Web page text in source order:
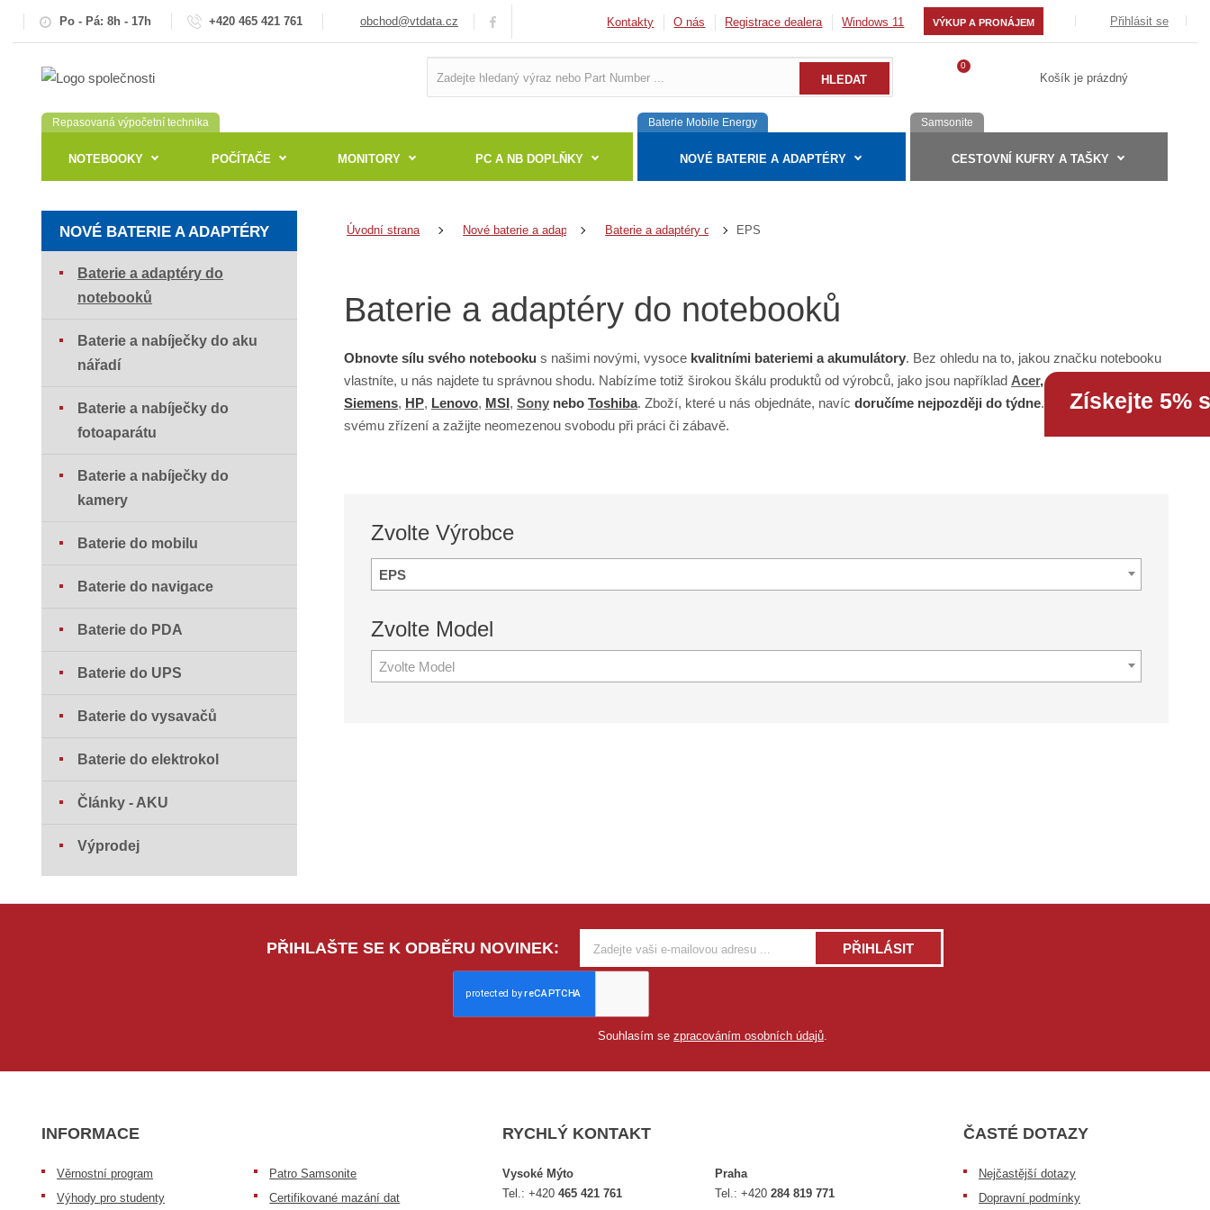
Po - Pá: 8h - 17h +420 465 421 761 obchod@vtdata.cz Kontakty O nás Registrace dealera Windows 11 VÝKUP A PRONÁJEM Přihlásit se
0
Košík je prázdný
Repasovaná výpočetní technika
NOTEBOOKY POČÍTAČE MONITORY PC A NB DOPLŇKY
Baterie Mobile Energy
NOVÉ BATERIE A ADAPTÉRY
Samsonite
CESTOVNÍ KUFRY A TAŠKY
Úvodní strana Nové baterie a adaptéry Baterie a adaptéry do notebooků
EPS
Baterie a adaptéry do notebooků
Obnovte sílu svého notebooku s našimi novými, vysoce kvalitními bateriemi a akumulátory. Bez ohledu na to, jakou značku notebooku
vlastníte, u nás najdete tu správnou shodu. Nabízíme totiž širokou škálu produktů od výrobců, jako jsou například Acer, Asus
Siemens, HP, Lenovo, MSI, Sony nebo Toshiba. Zboží, které u nás objednáte, navíc doručíme nejpozději do týdne. Prodlužte životnost
svému zřízení a zažijte neomezenou svobodu při práci či zábavě.
Zvolte Výrobce
EPS
Zvolte Model
Zvolte Model
NOVÉ BATERIE A ADAPTÉRY
Baterie a adaptéry do
notebooků
Baterie a nabíječky do aku
nářadí
Baterie a nabíječky do
fotoaparátu
Baterie a nabíječky do
kamery
Baterie do mobilu
Baterie do navigace
Baterie do PDA
Baterie do UPS
Baterie do vysavačů
Baterie do elektrokol
Články - AKU
Výprodej
PŘIHLAŠTE SE K ODBĚRU NOVINEK: PŘIHLÁSIT
Souhlasím se zpracováním osobních údajů.
INFORMACE
Věrnostní program
Výhody pro studenty
Patro Samsonite
Certifikované mazání dat
Získejte 5%
RYCHLÝ KONTAKT
Vysoké Mýto
Tel.:+420465 421 761
Praha
Tel.:+420284 819 771
ČASTÉ DOTAZY
Nejčastější dotazy
Dopravní podmínky